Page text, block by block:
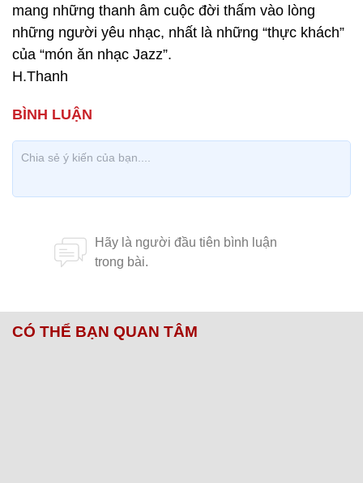
mang những thanh âm cuộc đời thấm vào lòng
những người yêu nhạc, nhất là những “thực khách”
của “món ăn nhạc Jazz”.
H.Thanh
CÓ THỂ BẠN QUAN TÂM